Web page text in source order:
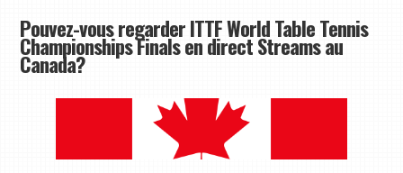
Pouvez-vous regarder ITTF World Table Tennis
Championships Finals en direct Streams au
Canada?